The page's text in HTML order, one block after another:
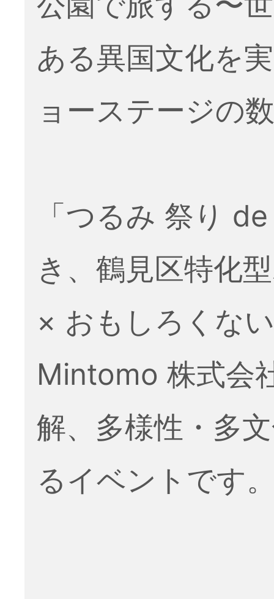
ある異国文化を
ョーステージの
「つるみ 祭り
き、鶴見区特化
× おもしろくな
Mintomo 株式会
解、多様性・多
るイベントです